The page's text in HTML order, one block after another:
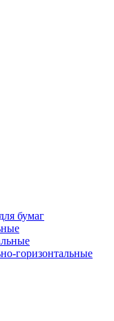
бумаг
горизонтальные